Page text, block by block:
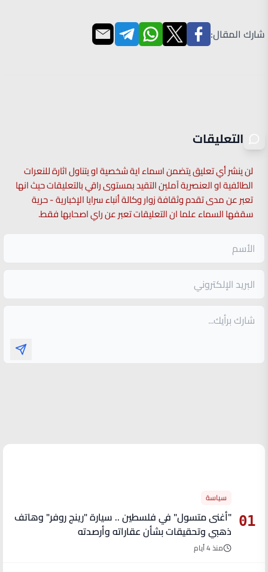
شارك المقال:
التعليقات
لن ينشر أي تعليق يتضمن اسماء اية شخصية او يتناول اثارة للنعرات
الطائفية او العنصرية آملين التقيد بمستوى راقي بالتعليقات حيث انها
تعبر عن مدى تقدم وثقافة زوار وكالة أنباء سرايا الإخبارية - حرية
سقفها السماء علما ان التعليقات تعبر عن راي اصحابها فقط.
01
سياسة
"أغنى متسول" في فلسطين .. سيارة "رينج روفر" وهاتف
ذهبي وتحقيقات بشأن عقاراته وأرصدته
منذ 4 أيام